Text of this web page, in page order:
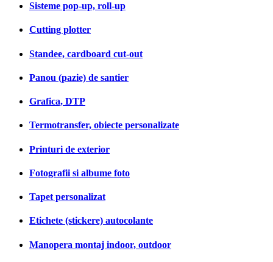
Sisteme pop-up, roll-up
Cutting plotter
Standee, cardboard cut-out
Panou (pazie) de santier
Grafica, DTP
Termotransfer, obiecte personalizate
Printuri de exterior
Fotografii si albume foto
Tapet personalizat
Etichete (stickere) autocolante
Manopera montaj indoor, outdoor